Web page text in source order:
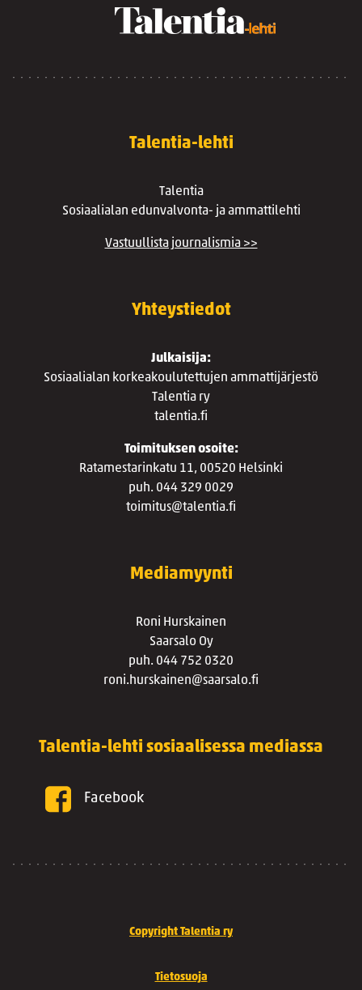
Talentia-lehti
Talentia
Sosiaalialan edunvalvonta- ja ammattilehti
Vastuullista journalismia >>
Yhteystiedot
Julkaisija:
Sosiaalialan korkeakoulutettujen ammattijärjestö
Talentia ry
talentia.fi
Toimituksen osoite:
Ratamestarinkatu 11, 00520 Helsinki
puh. 044 329 0029
toimitus@talentia.fi
Mediamyynti
Roni Hurskainen
Saarsalo Oy
puh. 044 752 0320
roni.hurskainen@saarsalo.fi
Talentia-lehti sosiaalisessa mediassa
Facebook
Copyright Talentia ry
Tietosuoja